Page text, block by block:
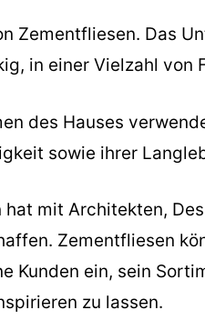
Zementfliesen. Das
in einer Vielzahl von
des Hauses
sowie ihrer
mit Architekten,
Zementfliesen
Kunden ein, sein
zu lassen.